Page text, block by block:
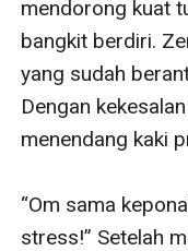
mendorong kuat
bangkit berdiri.
yang sudah
Dengan
menendang kaki
“Om sama
stress!” Setelah